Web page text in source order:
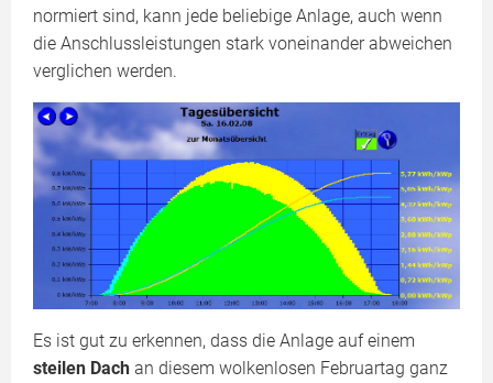
normiert sind, kann jede beliebige Anlage, auch wenn
die Anschlussleistungen stark voneinander abweichen
verglichen werden.
Es ist gut zu erkennen, dass die Anlage auf einem
steilen Dach an diesem wolkenlosen Februartag ganz